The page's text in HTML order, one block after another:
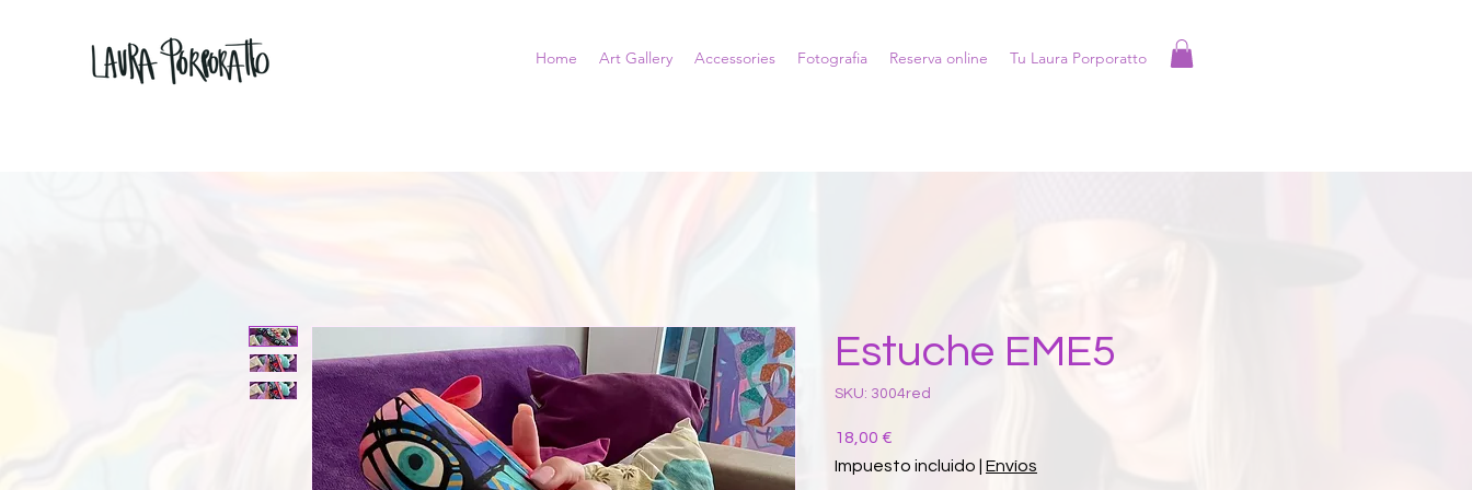
Home Art Gallery Accessories Fotografia Reserva online Tu Laura Porporatto
Estuche EME5
SKU: 3004red
18,00 €
Impuesto incluido
Envíos